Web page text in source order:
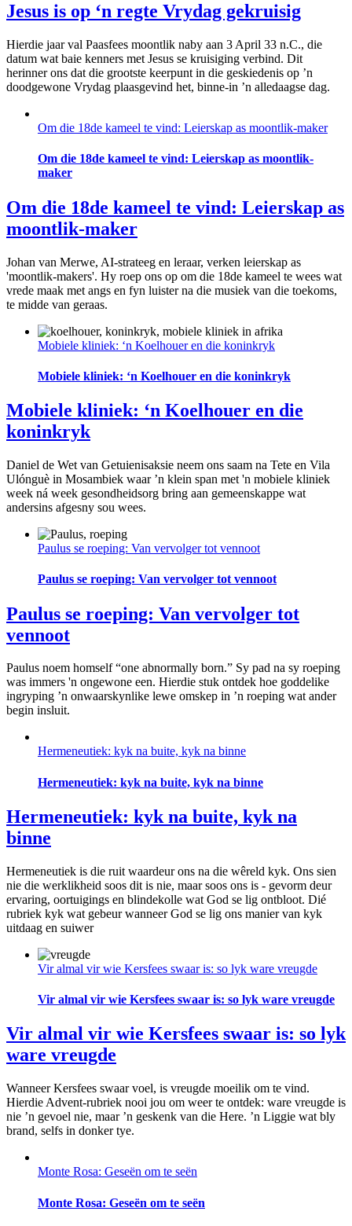
Jesus is op ‘n regte Vrydag gekruisig
Hierdie jaar val Paasfees moontlik naby aan 3 April 33 n.C., die
datum wat baie kenners met Jesus se kruisiging verbind. Dit
herinner ons dat die grootste keerpunt in die geskiedenis op ’n
doodgewone Vrydag plaasgevind het, binne-in ’n alledaagse dag.
Om die 18de kameel te vind: Leierskap as moontlik-maker
Om die 18de kameel te vind: Leierskap as moontlik-
maker
Om die 18de kameel te vind: Leierskap as
moontlik-maker
Johan van Merwe, AI-strateeg en leraar, verken leierskap as
'moontlik-makers'. Hy roep ons op om die 18de kameel te wees wat
vrede maak met angs en fyn luister na die musiek van die toekoms,
te midde van geraas.
Mobiele kliniek: ‘n Koelhouer en die koninkryk
Mobiele kliniek: ‘n Koelhouer en die koninkryk
Mobiele kliniek: ‘n Koelhouer en die
koninkryk
Daniel de Wet van Getuienisaksie neem ons saam na Tete en Vila
Ulónguè in Mosambiek waar ’n klein span met 'n mobiele kliniek
week ná week gesondheidsorg bring aan gemeenskappe wat
andersins afgesny sou wees.
Paulus se roeping: Van vervolger tot vennoot
Paulus se roeping: Van vervolger tot vennoot
Paulus se roeping: Van vervolger tot
vennoot
Paulus noem homself “one abnormally born.” Sy pad na sy roeping
was immers 'n ongewone een. Hierdie stuk ontdek hoe goddelike
ingryping ’n onwaarskynlike lewe omskep in ’n roeping wat ander
begin insluit.
Hermeneutiek: kyk na buite, kyk na binne
Hermeneutiek: kyk na buite, kyk na binne
Hermeneutiek: kyk na buite, kyk na
binne
Hermeneutiek is die ruit waardeur ons na die wêreld kyk. Ons sien
nie die werklikheid soos dit is nie, maar soos ons is - gevorm deur
ervaring, oortuigings en blindekolle wat God se lig ontbloot. Dié
rubriek kyk wat gebeur wanneer God se lig ons manier van kyk
uitdaag en suiwer
Vir almal vir wie Kersfees swaar is: so lyk ware vreugde
Vir almal vir wie Kersfees swaar is: so lyk ware vreugde
Vir almal vir wie Kersfees swaar is: so lyk
ware vreugde
Wanneer Kersfees swaar voel, is vreugde moeilik om te vind.
Hierdie Advent-rubriek nooi jou om weer te ontdek: ware vreugde is
nie ’n gevoel nie, maar ’n geskenk van die Here. ’n Liggie wat bly
brand, selfs in donker tye.
Monte Rosa: Geseën om te seën
Monte Rosa: Geseën om te seën